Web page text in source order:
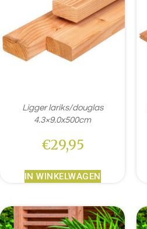
Ligger lariks/douglas
4.3×9.0x500cm
€29,95
IN WINKELWAGEN